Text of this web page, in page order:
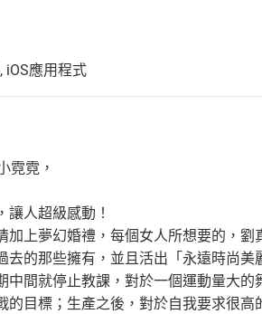
iOS應用程式
霓霓，
人超級感動！
上夢幻婚禮，每個女人所想要的，
去的那些擁有，並且活出「永遠時尚
中間就停止教課，對於一個運動量大
目標；生產之後，對於自我要求很